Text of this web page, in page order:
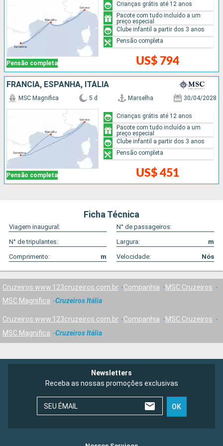
Pensão completa US$ 794
Crianças grátis até 12 anos
Pacote com tudo incluído a um
preço especial
Clube infantil a partir dos 3 anos
Pensão completa
FRANCIA, ESPANHA, ITÁLIA
Pensão completa
MSC Magnifica 5 d Marselha 30/04/2028
US$ 451
Crianças grátis até 12 anos
Pacote com tudo incluído a um
preço especial
Clube infantil a partir dos 3 anos
Pensão completa
Ficha Técnica
Viagem inaugural:
N° de passageiros:
N° de tripulantes:
Largura:
m
Comprimento:
m Velocidade: Nós
Cruzeiros www.123cruzeiros.com.br Companhia
MSC Cruzeiros
MSC Magnifica
Cruzeiros Itália
Cruzeiros www.123cruzeiros.com.br Companhia
MSC Cruzeiros
MSC Magnifica
Cruzeiros Itália
Newsletters
Receba as nossas promoções exclusivas
SEU ÉMAIL OK